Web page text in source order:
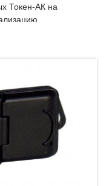
Токен-АК на
защиты
Токен-АК